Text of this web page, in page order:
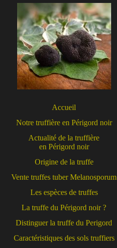
Accueil
Notre truffière en Périgord noir
Actualité de la truffière
en Périgord noir
Origine de la truffe
Vente truffes tuber Melanosporum
Les espèces de truffes
La truffe du Périgord noir ?
Distinguer la truffe du Perigord
Caractéristiques des sols truffiers